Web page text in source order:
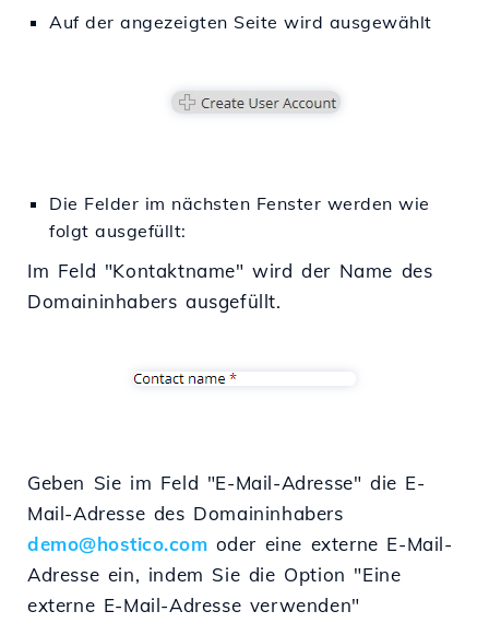
Auf der angezeigten Seite wird ausgewählt
Die Felder im nächsten Fenster werden wie
folgt ausgefüllt:
Im Feld "Kontaktname" wird der Name des
Domaininhabers ausgefüllt.
Geben Sie im Feld "E-Mail-Adresse" die E-
Mail-Adresse des Domaininhabers
demo@hostico.com oder eine externe E-Mail-
Adresse ein, indem Sie die Option "Eine
externe E-Mail-Adresse verwenden"